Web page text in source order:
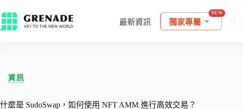
最新資訊 獨家專屬
資訊
什麼是 SudoSwap，如何使用 NFT AMM 進行高效交易？